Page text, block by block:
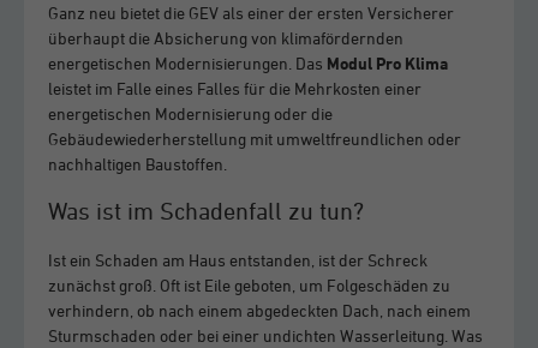
Ganz neu bietet die GEV als einer der ersten Versicherer
überhaupt die Absicherung von klimafördernden
energetischen Modernisierungen. Das Modul Pro Klima
leistet im Falle eines Falles für die Mehrkosten einer
energetischen Modernisierung oder die
Gebäudewiederherstellung mit umweltfreundlichen oder
nachhaltigen Baustoffen.
Was ist im Schadenfall zu tun?
Ist ein Schaden am Haus entstanden, ist der Schreck
zunächst groß. Oft ist Eile geboten, um Folgeschäden zu
verhindern, ob nach einem abgedeckten Dach, nach einem
Sturmschaden oder bei einer undichten Wasserleitung. Was